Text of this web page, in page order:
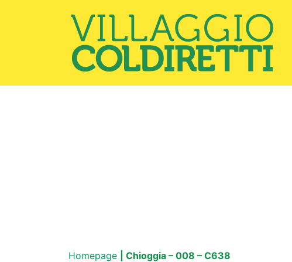
Homepage | Chioggia – 008 – C638